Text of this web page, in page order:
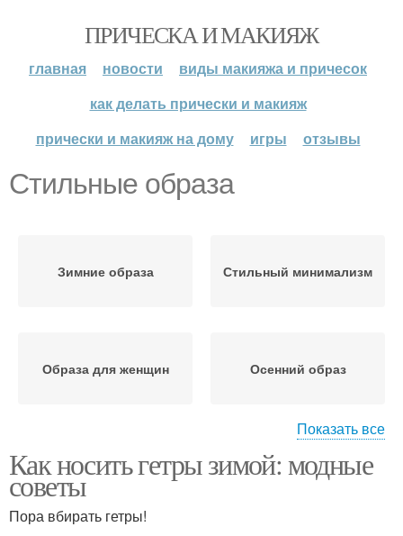
ПРИЧЕСКА И МАКИЯЖ
главная новости
виды макияжа и причесок
как делать прически и макияж
прически и макияж на дому
игры отзывы
Стильные образа
Зимние образа Стильный минимализм
Образа для женщин Осенний образ
Стильная одежда Стильный гардероб
Показать все
Как носить гетры зимой: модные
советы
Пора вбирать гетры!